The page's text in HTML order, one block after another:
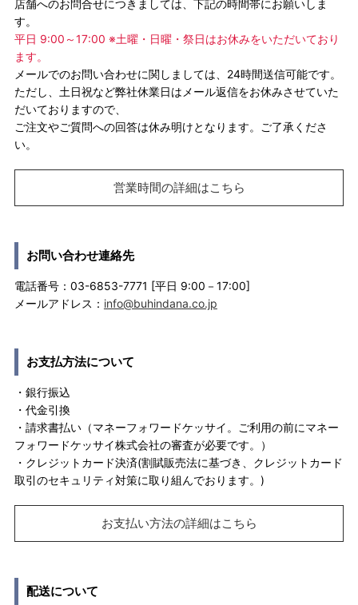
店舗へのお問合せにつきましては、下記の時間帯にお願いしま
す。
平日 9:00～17:00 ※土曜・日曜・祭日はお休みをいただいており
ます。
メールでのお問い合わせに関しましては、24時間送信可能です。
ただし、土日祝など弊社休業日はメール返信をお休みさせていた
だいておりますので、
ご注文やご質問への回答は休み明けとなります。ご了承くださ
い。
営業時間の詳細はこちら
お問い合わせ連絡先
電話番号：03-6853-7771 [平日 9:00－17:00]
メールアドレス： info@buhindana.co.jp
お支払方法について
・銀行振込
・代金引換
・請求書払い（マネーフォワードケッサイ。ご利用の前にマネー
フォワードケッサイ株式会社の審査が必要です。）
・クレジットカード決済(割賦販売法に基づき、クレジットカード
取引のセキュリティ対策に取り組んでおります。)
お支払い方法の詳細はこちら
配送について